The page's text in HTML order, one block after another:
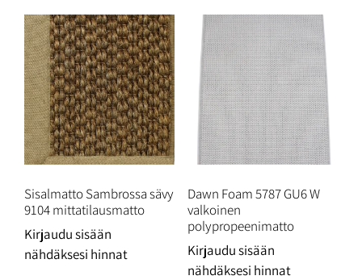
Sisalmatto Sambrossa sävy
9104 mittatilausmatto
Kirjaudu sisään
nähdäksesi hinnat
Dawn Foam 5787 GU6 W
valkoinen
polypropeenimatto
Kirjaudu sisään
nähdäksesi hinnat